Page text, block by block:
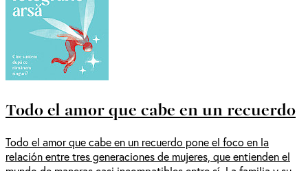
Todo el amor que cabe en un recuerdo
Todo el amor que cabe en un recuerdo pone el foco en la
relación entre tres generaciones de mujeres, que entienden el